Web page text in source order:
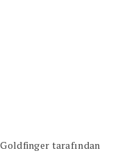
tarafından